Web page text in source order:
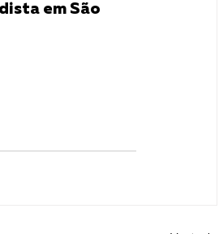
em São